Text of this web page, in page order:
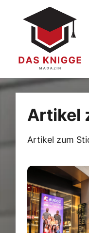
Artikel
Artikel zum